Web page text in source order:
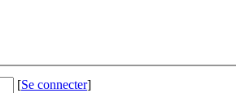
[Se connecter]